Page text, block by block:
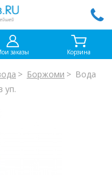
заказы Корзина
Боржоми
Вода
уп.